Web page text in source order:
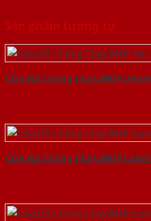
Sản phẩm tương tự
Cửa Gỗ Chống Cháy MDF
Cửa Gỗ Chống Cháy MDF